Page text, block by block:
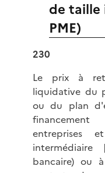
de taille
PME)
230
Le prix à
liquidative du
ou du plan
entreprises
intermédiaire
bancaire) ou